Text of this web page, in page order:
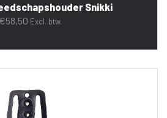
Snikki
€58,50 Excl. btw.